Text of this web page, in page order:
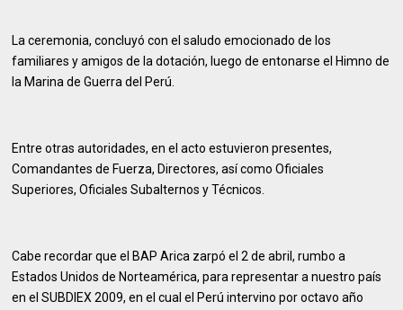
La ceremonia, concluyó con el saludo emocionado de los
familiares y amigos de la dotación, luego de entonarse el Himno de
la Marina de Guerra del Perú.
Entre otras autoridades, en el acto estuvieron presentes,
Comandantes de Fuerza, Directores, así como Oficiales
Superiores, Oficiales Subalternos y Técnicos.
Cabe recordar que el BAP Arica zarpó el 2 de abril, rumbo a
Estados Unidos de Norteamérica, para representar a nuestro país
en el SUBDIEX 2009, en el cual el Perú intervino por octavo año